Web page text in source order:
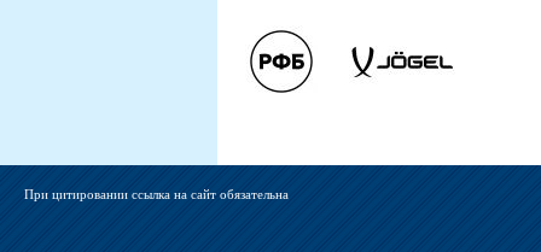
При цитировании ссылка на сайт обязательна